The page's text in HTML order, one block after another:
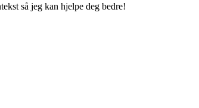
så jeg kan hjelpe deg bedre!